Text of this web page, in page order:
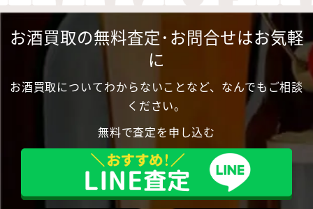
お酒買取の無料査定･お問合せはお気軽
に
お酒買取についてわからないことなど、なんでもご相談
ください。
無料で査定を申し込む